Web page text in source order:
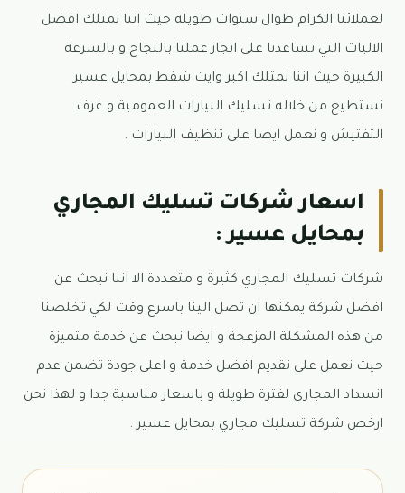
لعملائنا الكرام طوال سنوات طويلة حيث اننا نمتلك افضل
الاليات التي تساعدنا على انجاز عملنا بالنجاح و بالسرعة
الكبيرة حيث اننا نمتلك اكبر وايت شفط بمحايل عسير
نستطيع من خلاله تسليك البيارات العمومية و غرف
التفتيش و نعمل ايضا على تنظيف البيارات .
اسعار شركات تسليك المجاري
بمحايل عسير :
شركات تسليك المجاري كثيرة و متعددة الا اننا نبحث عن
افضل شركة يمكنها ان تصل الينا باسرع وقت لكي تخلصنا
من هذه المشكلة المزعجة و ايضا نبحث عن خدمة متميزة
حيث نعمل على تقديم افضل خدمة و اعلى جودة تضمن عدم
انسداد المجاري لفترة طويلة و باسعار مناسبة جدا و لهذا نحن
ارخص شركة تسليك مجاري بمحايل عسير .